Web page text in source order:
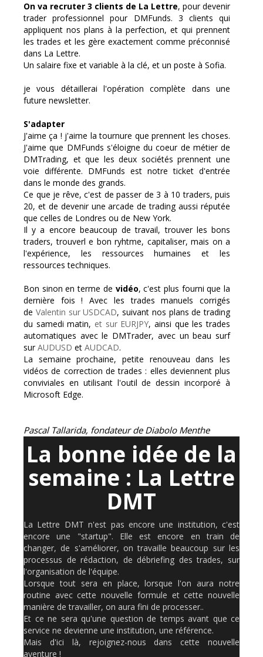
On va recruter 3 clients de La Lettre, pour devenir
trader professionnel pour DMFunds. 3 clients qui
appliquent nos plans à la perfection, et qui prennent
les trades et les gère exactement comme préconnisé
dans La Lettre.
Un salaire fixe et variable à la clé, et un poste à Sofia.
je vous détaillerai l'opération complète dans une
future newsletter.
S'adapter
J'aime ça ! j'aime la tournure que prennent les choses.
J'aime que DMFunds s'éloigne du coeur de métier de
DMTrading, et que les deux sociétés prennent une
voie différente. DMFunds est notre ticket d'entrée
dans le monde des grands.
Ce que je rêve, c'est de passer de 3 à 10 traders, puis
20, et de devenir une arcade de trading aussi réputée
que celles de Londres ou de New York.
Il y a encore beaucoup de travail, trouver les bons
traders, trouverl e bon ryhtme, capitaliser, mais on a
l'expérience, les ressources humaines et les
ressources techniques.
Bon sinon en terme de vidéo, c'est plus fourni que la
dernière fois ! Avec les trades manuels corrigés
de Valentin sur USDCAD, suivant nos plans de trading
du samedi matin, et sur EURJPY, ainsi que les trades
automatiques avec le DMTrader, avec un beau surf
surAUDUSD et AUDCAD.
La semaine prochaine, petite renouveau dans les
vidéos de correction de trades : elles deviennent plus
conviviales en utilisant l'outil de dessin incorporé à
Microsoft Edge.
Pascal Tallarida, fondateur de Diabolo Menthe
La bonne idée de la
semaine : La Lettre
DMT
La Lettre DMT n'est pas encore une institution, c'est
encore une "startup". Elle est encore en train de
changer, de s'améliorer, on travaille beaucoup sur les
processus de rédaction, de débriefing des trades, sur
l'organisation de l'équipe.
Lorsque tout sera en place, lorsque l'on aura notre
routine avec cette nouvelle formule et cette nouvelle
manière de travailler, on aura fini de processer..
Et ce ne sera qu'une question de temps avant que ce
service ne devienne une institution, une référence.
Mais d'ici là, rejoignez-nous dans cette nouvelle
aventure !